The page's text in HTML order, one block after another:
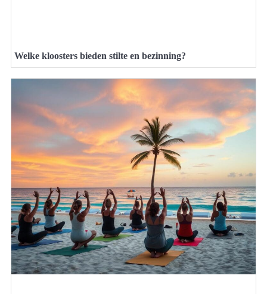
Welke kloosters bieden stilte en bezinning?